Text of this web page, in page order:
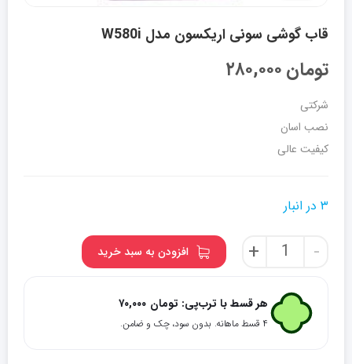
قاب گوشی سونی اریکسون مدل W580i
۲۸۰,۰۰۰تومان
شرکتی
نصب اسان
کیفیت عالی
۳ در انبار
-
قاب
گوشی
اریکسون
مدل
W580i
+ افزودن به سبد خرید
هر قسط با ترب‌پی: ۷۰,۰۰۰ تومان
۴ قسط ماهانه. بدون سود، چک و ضامن.